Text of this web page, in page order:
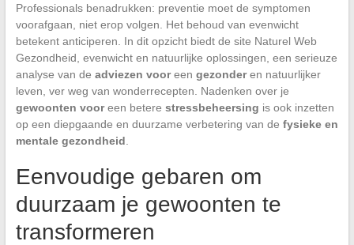
Professionals benadrukken: preventie moet de symptomen
voorafgaan, niet erop volgen. Het behoud van evenwicht
betekent anticiperen. In dit opzicht biedt de site Naturel Web
Gezondheid, evenwicht en natuurlijke oplossingen, een serieuze
analyse van de adviezen vooreen gezonderen natuurlijker
leven, ver weg van wonderrecepten. Nadenken over je
gewoonten vooreen betere stressbeheersing is ook inzetten
op een diepgaande en duurzame verbetering van de fysieke en
mentale gezondheid
Eenvoudige gebaren om
duurzaam je gewoonten te
transformeren